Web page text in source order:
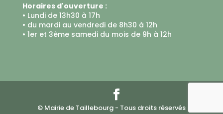
Horaires d'ouverture :
• Lundi de 13h30 à 17h
• du mardi au vendredi de 8h30 à 12h
• 1er et 3ème samedi du mois de 9h à 12h
© Mairie de Taillebourg - Tous droits réservés